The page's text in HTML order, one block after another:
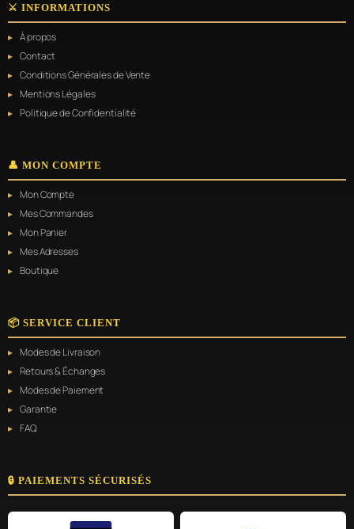
⚔️ INFORMATIONS
À propos
Contact
Conditions Générales de Vente
Mentions Légales
Politique de Confidentialité
👤 MON COMPTE
Mon Compte
Mes Commandes
Mon Panier
Mes Adresses
Boutique
📦 SERVICE CLIENT
Modes de Livraison
Retours & Échanges
Modes de Paiement
Garantie
FAQ
🔒 PAIEMENTS SÉCURISÉS